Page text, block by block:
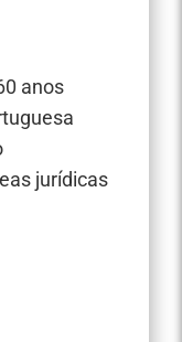
anos
jurídicas